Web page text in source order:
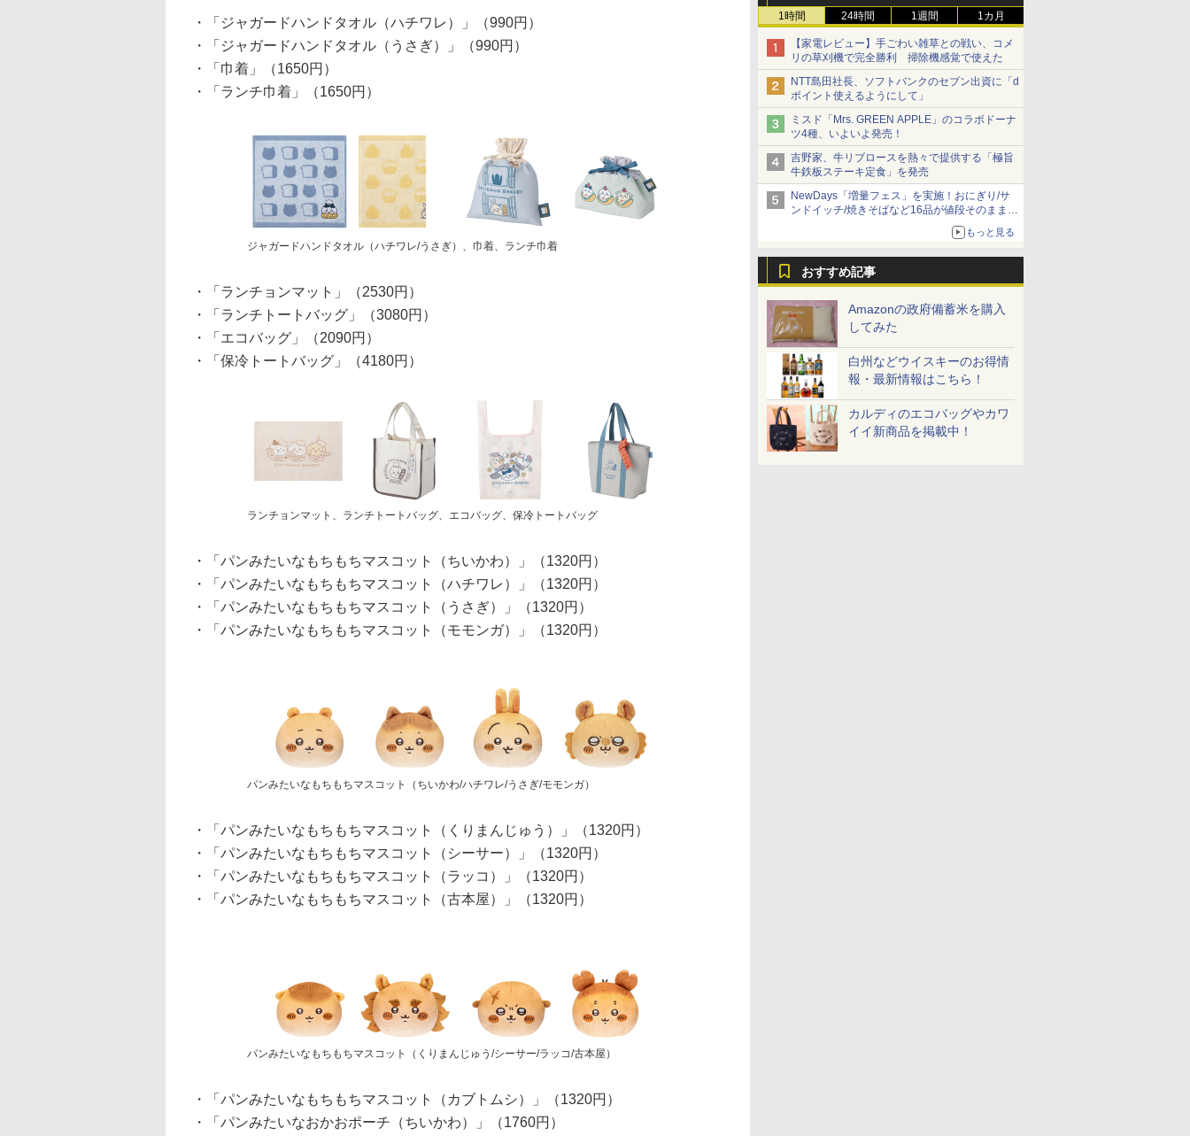
1時間 24時間 1週間 1カ月
【家電レビュー】手ごわい雑草との戦い、コメ
リの草刈機で完全勝利 掃除機感覚で使えた
NTT島田社長、ソフトバンクのセブン出資に「d
ポイント使えるようにして」
ミスド「Mrs. GREEN APPLE」のコラボドーナ
ツ4種、いよいよ発売！
吉野家、牛リブロースを熱々で提供する「極旨
牛鉄板ステーキ定食」を発売
NewDays「増量フェス」を実施！おにぎり/サ
ンドイッチ/焼きそばなど16品が値段そのままで
もっと見る
おすすめ記事
Amazonの政府備蓄米を購入
してみた
白州などウイスキーのお得情
報・最新情報はこちら！
カルディのエコバッグやカワ
イイ新商品を掲載中！
・「ジャガードハンドタオル（ハチワレ）」（990円）
・「ジャガードハンドタオル（うさぎ）」（990円）
・「巾着」（1650円）
・「ランチ巾着」（1650円）
ジャガードハンドタオル（ハチワレ/うさぎ）、巾着、ランチ巾着
・「ランチョンマット」（2530円）
・「ランチトートバッグ」（3080円）
・「エコバッグ」（2090円）
・「保冷トートバッグ」（4180円）
ランチョンマット、ランチトートバッグ、エコバッグ、保冷トートバッグ
・「パンみたいなもちもちマスコット（ちいかわ）」（1320円）
・「パンみたいなもちもちマスコット（ハチワレ）」（1320円）
・「パンみたいなもちもちマスコット（うさぎ）」（1320円）
・「パンみたいなもちもちマスコット（モモンガ）」（1320円）
パンみたいなもちもちマスコット（ちいかわ/ハチワレ/うさぎ/モモンガ）
・「パンみたいなもちもちマスコット（くりまんじゅう）」（1320円）
・「パンみたいなもちもちマスコット（シーサー）」（1320円）
・「パンみたいなもちもちマスコット（ラッコ）」（1320円）
・「パンみたいなもちもちマスコット（古本屋）」（1320円）
パンみたいなもちもちマスコット（くりまんじゅう/シーサー/ラッコ/古本屋）
・「パンみたいなもちもちマスコット（カブトムシ）」（1320円）
・「パンみたいなおかおポーチ（ちいかわ）」（1760円）